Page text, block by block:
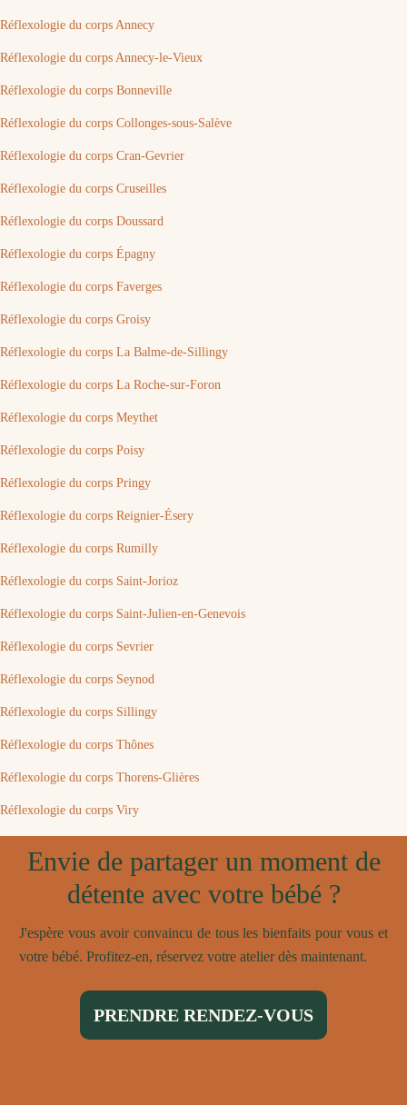
Réflexologie du corps Annecy
Réflexologie du corps Annecy-le-Vieux
Réflexologie du corps Bonneville
Réflexologie du corps Collonges-sous-Salève
Réflexologie du corps Cran-Gevrier
Réflexologie du corps Cruseilles
Réflexologie du corps Doussard
Réflexologie du corps Épagny
Réflexologie du corps Faverges
Réflexologie du corps Groisy
Réflexologie du corps La Balme-de-Sillingy
Réflexologie du corps La Roche-sur-Foron
Réflexologie du corps Meythet
Réflexologie du corps Poisy
Réflexologie du corps Pringy
Réflexologie du corps Reignier-Ésery
Réflexologie du corps Rumilly
Réflexologie du corps Saint-Jorioz
Réflexologie du corps Saint-Julien-en-Genevois
Réflexologie du corps Sevrier
Réflexologie du corps Seynod
Réflexologie du corps Sillingy
Réflexologie du corps Thônes
Réflexologie du corps Thorens-Glières
Réflexologie du corps Viry
Envie de partager un moment de
détente avec votre bébé ?
J'espère vous avoir convaincu de tous les bienfaits pour vous et
votre bébé. Profitez-en, réservez votre atelier dès maintenant.
PRENDRE RENDEZ-VOUS